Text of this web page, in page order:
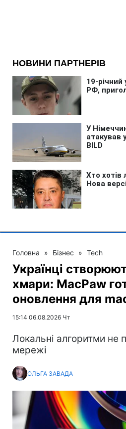
Головна » Бізнес » Tech
Українці
хмари: MacPaw
оновлення для
15:14 06.08.2026 Чт
Локальні алгоритми не
мережі
ОЛЬГА ЗАВАДА